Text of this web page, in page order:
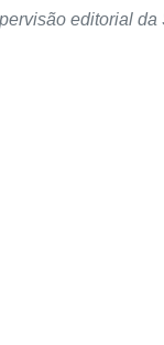
editorial da